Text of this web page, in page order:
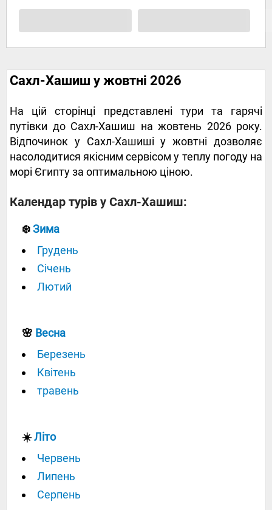
Сахл-Хашиш у жовтні 2026
На цій сторінці представлені тури та гарячі
путівки до Сахл-Хашиш на жовтень 2026 року.
Відпочинок у Сахл-Хашиші у жовтні дозволяє
насолодитися якісним сервісом у теплу погоду на
морі Єгипту за оптимальною ціною.
Календар турів у Сахл-Хашиш:
❄️Зима
Грудень
Січень
Лютий
🌸 Весна
Березень
Квітень
травень
☀️Літо
Червень
Липень
Серпень